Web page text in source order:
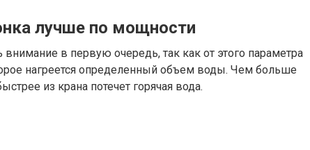
лучше по мощности
в первую очередь, так как от этого параметра
нагреется определенный объем воды. Чем больше
из крана потечет горячая вода.